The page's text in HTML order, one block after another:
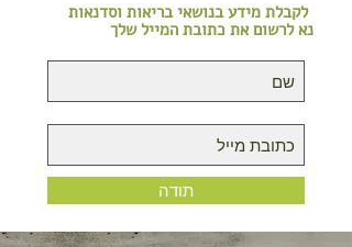
לקבלת מידע בנושאי בריאות וסדנאות
נא לרשום את כתובת המייל שלך
תודה